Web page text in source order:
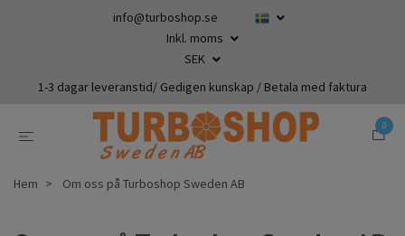
info@turboshop.se
Inkl. moms
SEK
1-3 dagar leveranstid/ Gedigen kunskap / Betala med faktura
0
Hem Om oss på Turboshop Sweden AB